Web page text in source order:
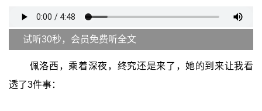
试听30秒，会员免费听全文
佩洛西，乘着深夜，终究还是来了，她的到来让我看
透了3件事：